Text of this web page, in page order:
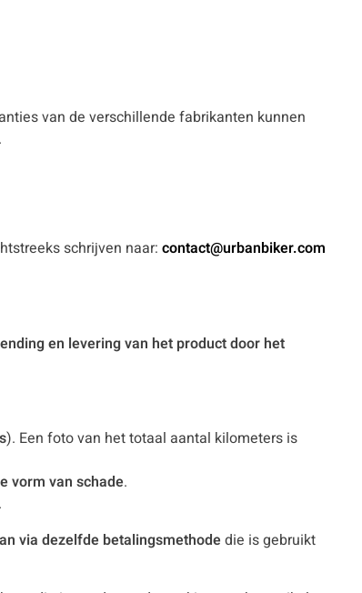
van de verschillende fabrikanten kunnen
schrijven naar: contact@urbanbiker.com
en levering van het product door het
). Een foto van het totaal aantal kilometers is
vorm van schade.
via dezelfde betalingsmethode die is gebruikt